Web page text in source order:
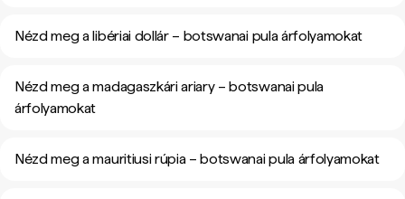
Nézd meg a libériai dollár – botswanai pula árfolyamokat
Nézd meg a madagaszkári ariary – botswanai pula
árfolyamokat
Nézd meg a mauritiusi rúpia – botswanai pula árfolyamokat